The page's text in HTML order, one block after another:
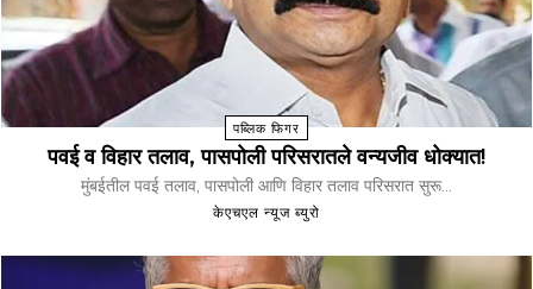
पब्लिक फिगर
पवई व विहार तलाव, पासपोली परिसरातले वन्यजीव धोक्यात!
मुंबईतील पवई तलाव, पासपोली आणि विहार तलाव परिसरात सुरू...
केएचएल न्यूज ब्युरो